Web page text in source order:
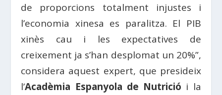
de proporcions totalment injustes i
l’economia xinesa es paralitza. El PIB
xinès cau i les expectatives de
creixement ja s’han desplomat un 20%”,
considera aquest expert, que presideix
l’Acadèmia Espanyola de Nutrició i la